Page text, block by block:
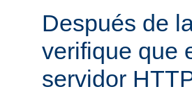
Después de
verifique que
servidor